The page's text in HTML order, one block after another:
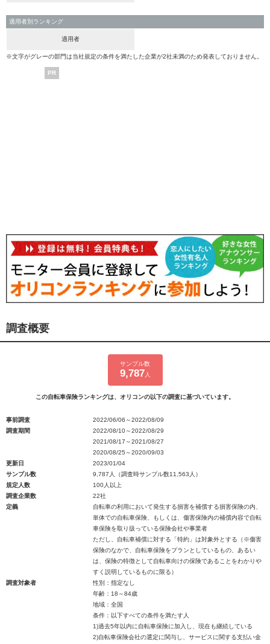
適用者別ランキング
適用者
※文字がグレーの部門は当社規定の条件を満たした企業が2社未満のため発表しておりません。
PR
調査概要
サンプル数
9,787 人
この自転車保険ランキングは、オリコンの以下の調査に基づいています。
事前調査
2022/06/06～2022/08/09
調査期間
2022/08/10～2022/08/29
2021/08/17～2021/08/27
2020/08/25～2020/09/03
更新日
2023/01/04
サンプル数
9,787人（調査時サンプル数11,563人）
規定人数
100人以上
調査企業数
22社
定義
自転車の利用において発生する損害を補償する損害保険の内、
単体での自転車保険、もしくは、傷害保険内の補償内容で自転
車保険を取り扱っている保険会社や事業者
ただし、自転車補償に対する「特約」は対象外とする（※傷害
保険のなかで、自転車保険をプランとしているもの、あるい
は、保険の特徴として自転車向けの保険であることをわかりや
すく説明しているものに限る）
調査対象者
性別：指定なし
年齢：18～84歳
地域：全国
条件：以下すべての条件を満たす人
1)過去5年以内に自転車保険に加入し、現在も継続している
2)自転車保険会社の選定に関与し、サービスに関する支払い金